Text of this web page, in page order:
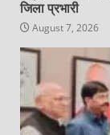
जिला प्रभारी
August 7, 2026